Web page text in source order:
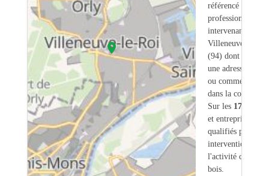
référencé
professionnels
intervenant sur
Villeneuve-le-Roi
(94) dont
une adresse légale
ou commerciale
dans la commune.
Sur les 173
et entreprises
qualifiés pour une
intervention sur
l'activité
bois.